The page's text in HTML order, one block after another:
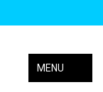
MENU